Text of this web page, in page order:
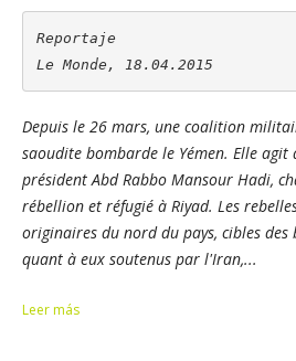
Reportaje
Le Monde, 18.04.2015
Depuis le 26 mars, une coalition
saoudite bombarde le Yémen. Elle agit
président Abd Rabbo Mansour Hadi,
rébellion et réfugié à Riyad. Les
originaires du nord du pays, cibles des
quant à eux soutenus par l'Iran,...
Leer más